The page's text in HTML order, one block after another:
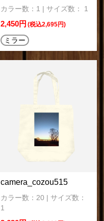
カラー数：1 | サイズ数： 1
2,450円 (税込2,695円)
ミラー
camera_cozou515
カラー数：20 | サイズ数：
1